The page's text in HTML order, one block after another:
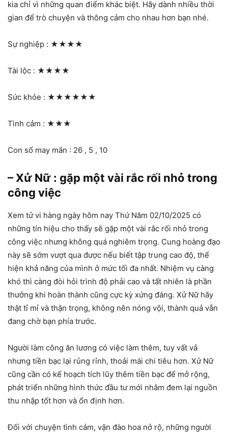
kia chỉ vì những quan điểm khác biệt. Hãy dành nhiều thời
gian để trò chuyện và thông cảm cho nhau hơn bạn nhé.
Sự nghiệp : ★★★★
Tài lộc : ★★★★
Sức khỏe : ★★★★★★
Tình cảm : ★★★
Con số may mắn : 26 , 5 , 10
– Xử Nữ : gặp một vài rắc rối nhỏ trong
công việc
Xem tử vi hàng ngày hôm nay Thứ Năm 02/10/2025 có
những tín hiệu cho thấy sẽ gặp một vài rắc rối nhỏ trong
công việc nhưng không quá nghiêm trọng. Cung hoàng đạo
này sẽ sớm vượt qua được nếu biết tập trung cao độ, thể
hiện khả năng của mình ở mức tối đa nhất. Nhiệm vụ càng
khó thì càng đòi hỏi trình độ phải cao và tất nhiên là phần
thưởng khi hoàn thành cũng cực kỳ xứng đáng. Xử Nữ hãy
thật tỉ mỉ và thận trọng, không nên nóng vội, thành quả vẫn
đang chờ bạn phía trước.
Người làm công ăn lương có việc làm thêm, tuy vất vả
nhưng tiền bạc lại rủng rỉnh, thoải mái chi tiêu hơn. Xử Nữ
cũng cần có kế hoạch tích lũy thêm tiền bạc để mở rộng,
phát triển những hình thức đầu tư mới nhằm đem lại nguồn
thu nhập tốt hơn và ổn định hơn.
Đối với chuyện tình cảm, vận đào hoa nở rộ, những người